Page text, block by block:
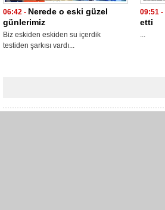
06:42 - Nerede o eski güzel
günlerimiz
Biz eskiden eskiden su içerdik
testiden şarkısı vardı...
09:51 -
etti
...